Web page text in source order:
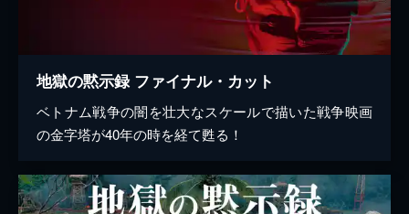
地獄の黙示録 ファイナル・カット
ベトナム戦争の闇を壮大なスケールで描いた戦争映画
の金字塔が40年の時を経て甦る！